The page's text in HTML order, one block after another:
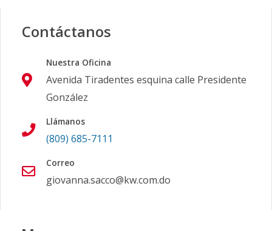
Contáctanos
Nuestra Oficina
Avenida Tiradentes esquina calle Presidente
González
Llámanos
(809) 685-7111
Correo
giovanna.sacco@kw.com.do